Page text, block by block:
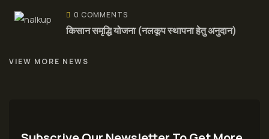
0 COMMENTS
किसान समृद्धि योजना (नलकूप स्थापना हेतु अनुदान)
VIEW MORE NEWS